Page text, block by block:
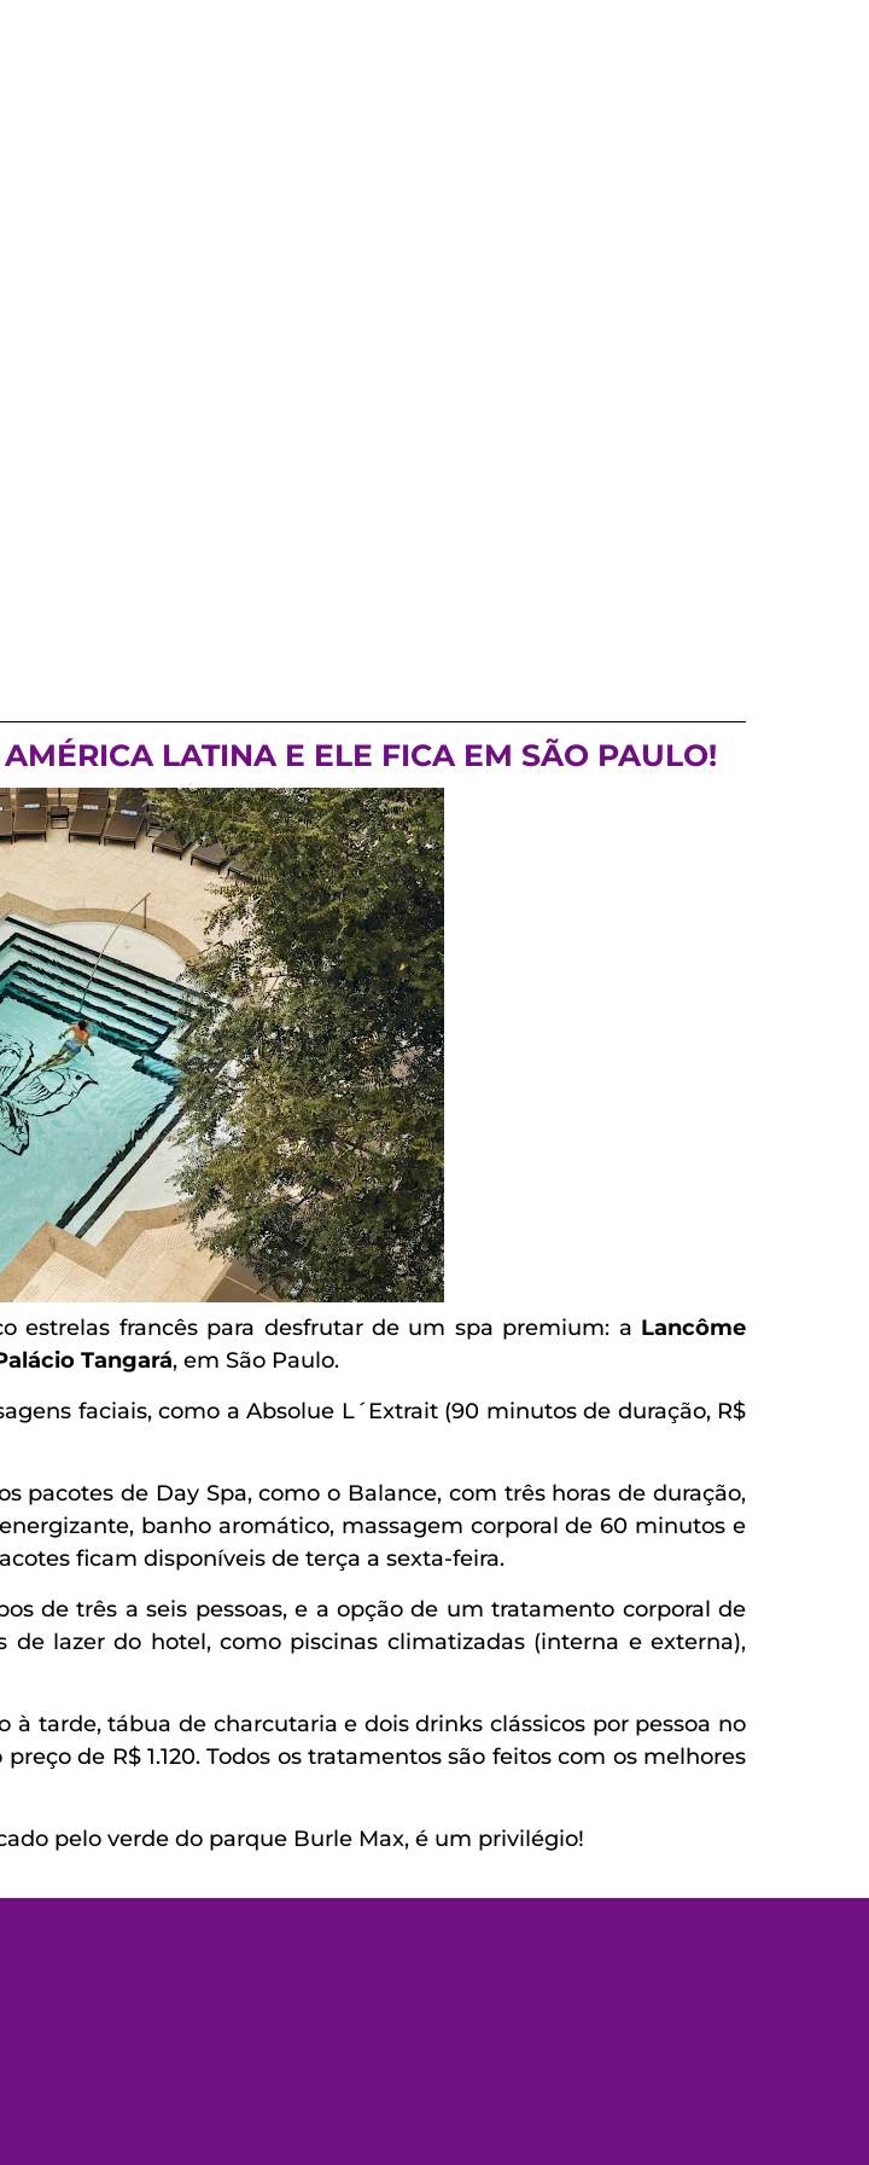
LATINA E ELE FICA EM SÃO PAULO!
francês para desfrutar de um spa premium: a Lancôme
Tangará, em São Paulo.
faciais, como a Absolue L´Extrait (90 minutos de duração, R$
pacotes de Day Spa, como o Balance, com três horas de duração,
banho aromático, massagem corporal de 60 minutos e
ficam disponíveis de terça a sexta-feira.
de três a seis pessoas, e a opção de um tratamento corporal de
lazer do hotel, como piscinas climatizadas (interna e externa),
tarde, tábua de charcutaria e dois drinks clássicos por pessoa no
de R$ 1.120. Todos os tratamentos são feitos com os melhores
pelo verde do parque Burle Max, é um privilégio!